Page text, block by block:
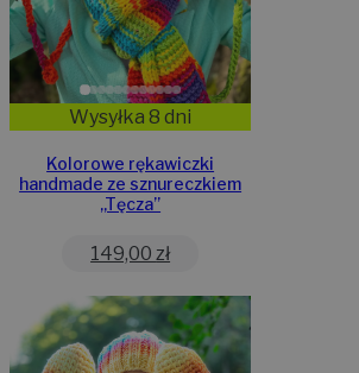
Wysyłka 8 dni
Kolorowe rękawiczki
handmade ze sznureczkiem
,,Tęcza”
149,00 zł